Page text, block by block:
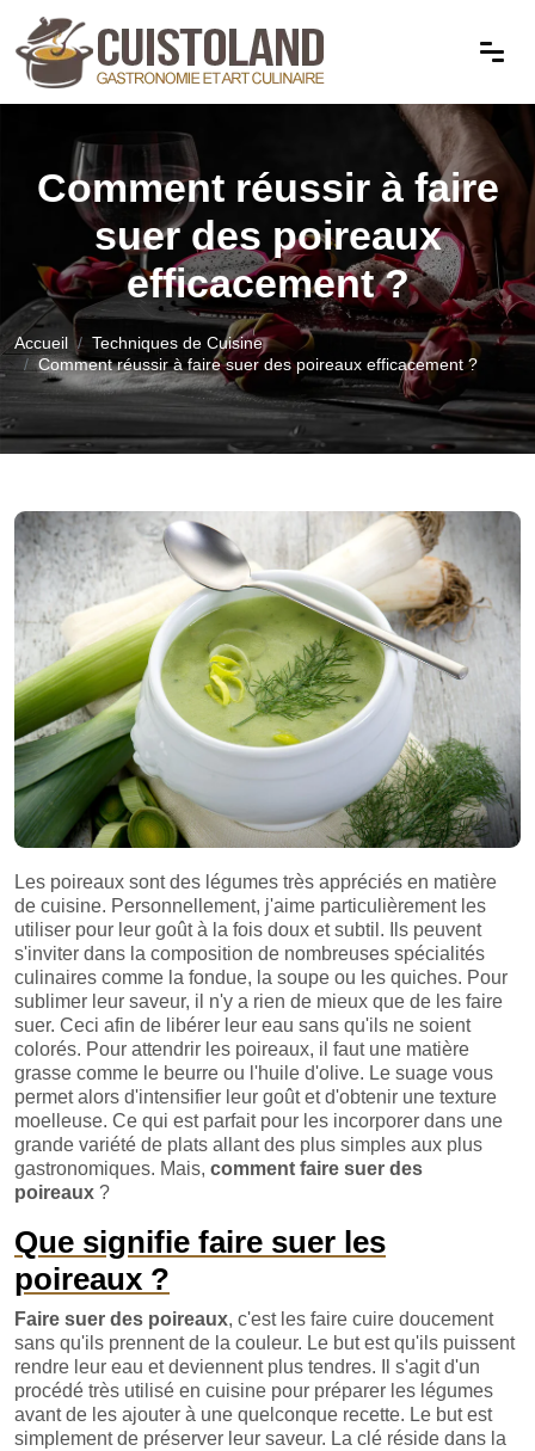
Comment réussir à faire
suer des poireaux
efficacement ?
Accueil
Techniques de Cuisine
Comment réussir à faire suer des poireaux efficacement ?
Les poireaux sont des légumes très appréciés en matière
de cuisine. Personnellement, j'aime particulièrement les
utiliser pour leur goût à la fois doux et subtil. Ils peuvent
s'inviter dans la composition de nombreuses spécialités
culinaires comme la fondue, la soupe ou les quiches. Pour
sublimer leur saveur, il n'y a rien de mieux que de les faire
suer. Ceci afin de libérer leur eau sans qu'ils ne soient
colorés. Pour attendrir les poireaux, il faut une matière
grasse comme le beurre ou l'huile d'olive. Le suage vous
permet alors d'intensifier leur goût et d'obtenir une texture
moelleuse. Ce qui est parfait pour les incorporer dans une
grande variété de plats allant des plus simples aux plus
gastronomiques. Mais, comment faire suer des
poireaux ?
Que signifie faire suer les
poireaux ?
Faire suer des poireaux, c'est les faire cuire doucement
sans qu'ils prennent de la couleur. Le but est qu'ils puissent
rendre leur eau et deviennent plus tendres. Il s'agit d'un
procédé très utilisé en cuisine pour préparer les légumes
avant de les ajouter à une quelconque recette. Le but est
simplement de préserver leur saveur. La clé réside dans la